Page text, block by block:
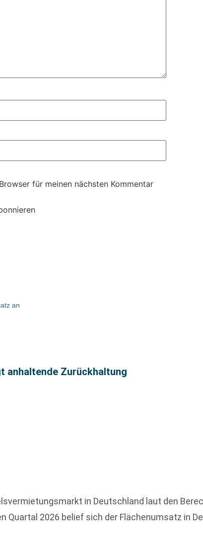
für meinen nächsten Kommentar
an
anhaltende Zurückhaltung
in Deutschland laut den
Quartal 2026 belief sich der Flächenumsatz in